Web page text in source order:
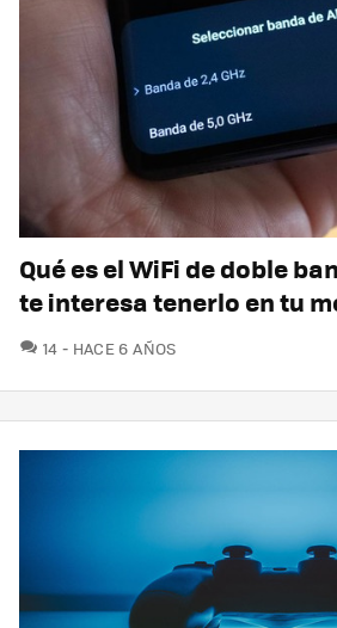
Qué es el WiFi de doble
te interesa tenerlo en tu
14 COMENTARIOS
HACE 6 AÑOS